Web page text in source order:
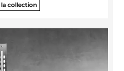
la collection